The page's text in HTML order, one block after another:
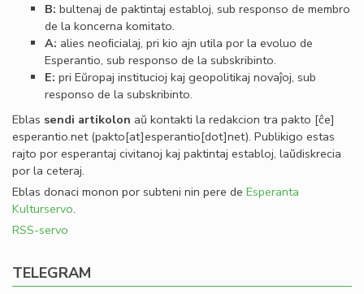
B: bultenaj de paktintaj establoj, sub responso de membro
de la koncerna komitato.
A: alies neoﬁcialaj, pri kio ajn utila por la evoluo de
Esperantio, sub responso de la subskribinto.
E: pri Eŭropaj institucioj kaj geopolitikaj novaĵoj, sub
responso de la subskribinto.
Eblas sendi artikolon aŭ kontakti la redakcion tra pakto [ĉe]
esperantio.net(pakto[at]esperantio[dot]net). Publikigo estas
rajto por esperantaj civitanoj kaj paktintaj establoj, laŭdiskrecia
por la ceteraj.
Eblas donaci monon por subteni nin pere de Esperanta
Kulturservo.
RSS-servo
TELEGRAM